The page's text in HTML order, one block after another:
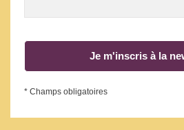
Je m'inscris à la
* Champs obligatoires